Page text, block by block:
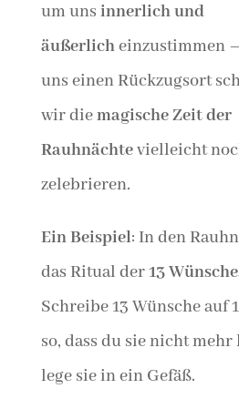
um uns innerlich und
äußerlicheinzustimmen
uns einen Rückzugsort
wir diemagische Zeit der
Rauhnächtevielleicht
zelebrieren.
Ein Beispiel: In den
das Ritual der13
Schreibe 13 Wünsche auf
so, dass du sie nicht
lege sie in ein Gefäß.